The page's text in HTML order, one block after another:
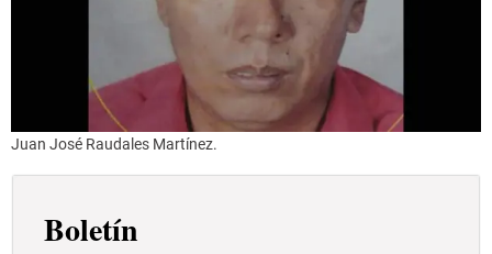
Juan José Raudales Martínez.
Boletín